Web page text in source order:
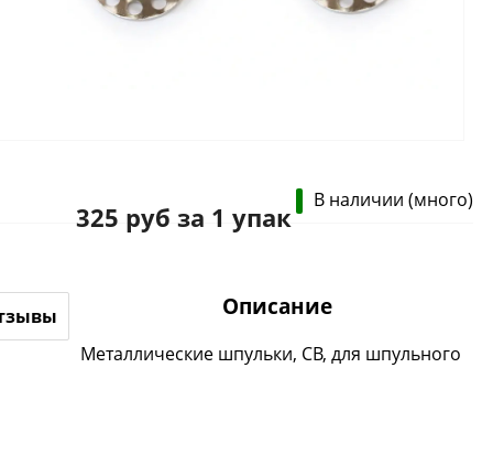
В наличии (много)
325 руб за 1 упак
Описание
Металлические шпульки, СВ, для шпульного